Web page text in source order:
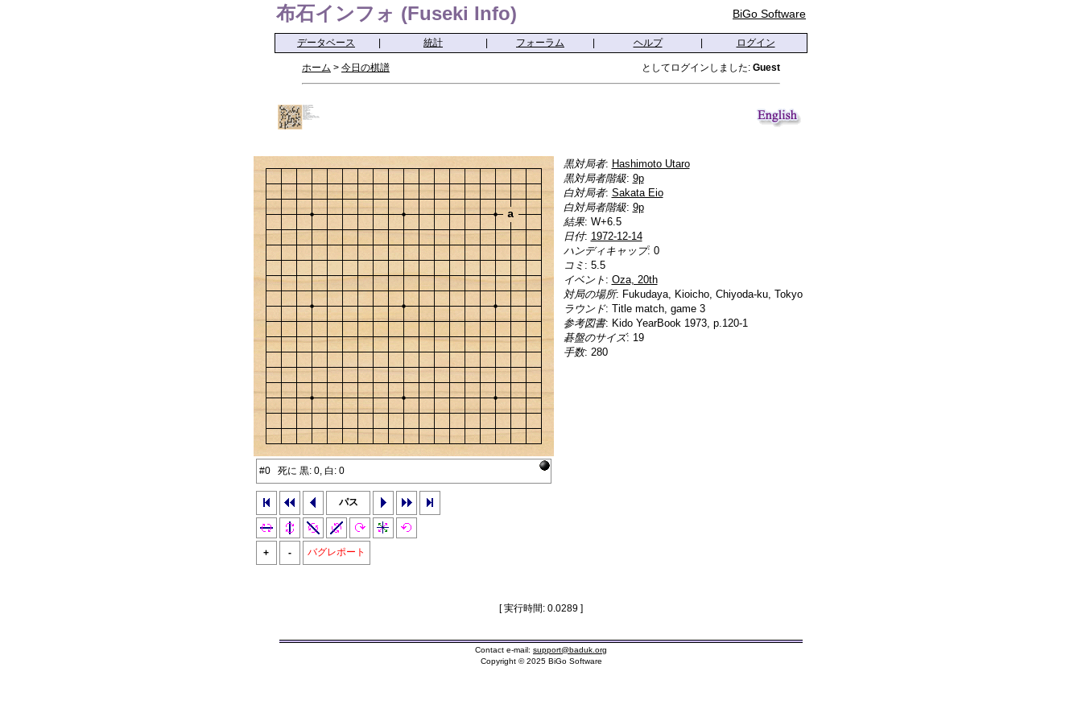
布石インフォ (Fuseki Info) BiGo Software
データベース 統計 フォーラム ヘルプ ログイン
ホーム > 今日の棋譜 としてログインしました: Guest
a
#0 死に 黒: 0, 白: 0
パス
+ - バグレポート
黒対局者: Hashimoto Utaro
黒対局者階級: 9p
白対局者: Sakata Eio
白対局者階級: 9p
結果: W+6.5
日付: 1972-12-14
ハンディキャップ: 0
コミ : 5.5
イベント : Oza, 20th
対局の場所: Fukudaya, Kioicho, Chiyoda-ku, Tokyo
ラウンド: Title match, game 3
参考図書: Kido YearBook 1973, p.120-1
碁盤のサイズ: 19
手数: 280
[ 実行時間: 0.0289 ]
Contact e-mail: support@baduk.org
Copyright © 2025 BiGo Software